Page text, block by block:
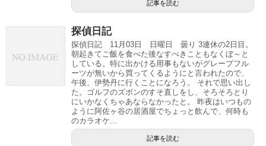
記事を読む
探偵日記
探偵日記 11月03日 日曜日 曇り 3連休の2日目。
朝起きてご飯を食べた後なすべきこともなくぼ～と
している。特に出かける用事もないがグレープフル
ーツが無いから買ってくるようにと言われたので、
午後、伊勢丹に行くことになろう。 それで思い出し
た。ゴルフのズボンのすそ直しをし、そろそろとり
にいかなくちゃあならなかったと。 昨夜はいつもの
ように阿佐ヶ谷の居酒屋でちょっと飲んで、何時も
のカラオケ...
記事を読む